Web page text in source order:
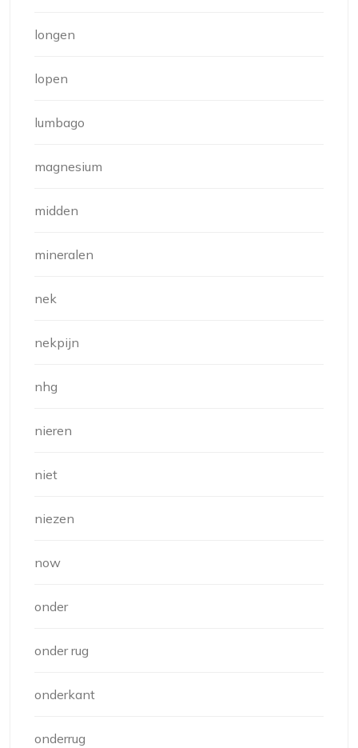
longen
lopen
lumbago
magnesium
midden
mineralen
nek
nekpijn
nhg
nieren
niet
niezen
now
onder
onder rug
onderkant
onderrug